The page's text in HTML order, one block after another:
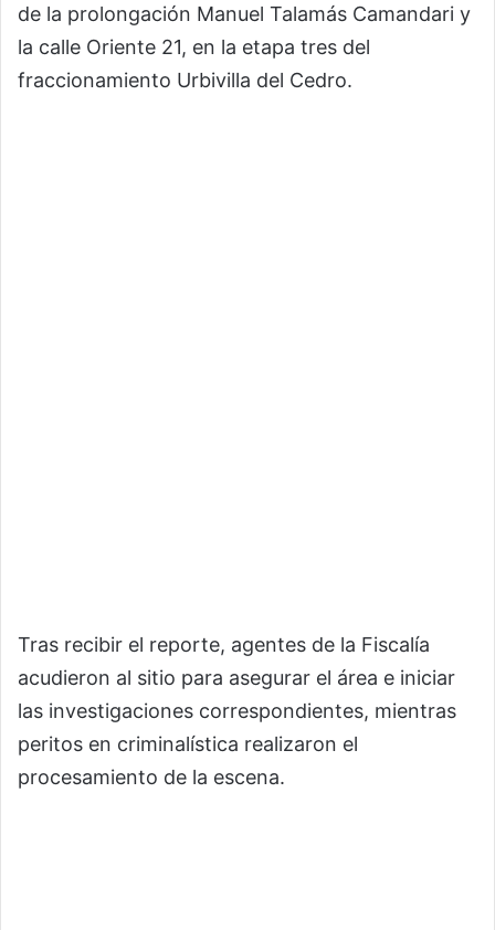
de la prolongación Manuel Talamás Camandari y
la calle Oriente 21, en la etapa tres del
fraccionamiento Urbivilla del Cedro.
Tras recibir el reporte, agentes de la Fiscalía
acudieron al sitio para asegurar el área e iniciar
las investigaciones correspondientes, mientras
peritos en criminalística realizaron el
procesamiento de la escena.